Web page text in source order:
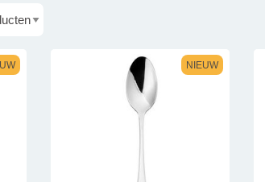
NIEUW